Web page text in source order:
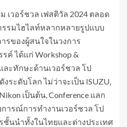
เวอร์ชวล เฟสติวัล 2024 ตลอด
รรมไฮไลท์หลากหลายรูปแบบ
ของผู้สนใจในวงการ
ค์ ได้แก่ Workshop &
ละทักษะด้านเวอร์ชวล โป
ระดับโลก ไม่ว่าจะเป็น ISUZU,
เป็นต้น, Conference แลก
ารณ์การทำงานเวอร์ชวล โป
ชั้นนำทั้งในไทยและต่างประเทศ